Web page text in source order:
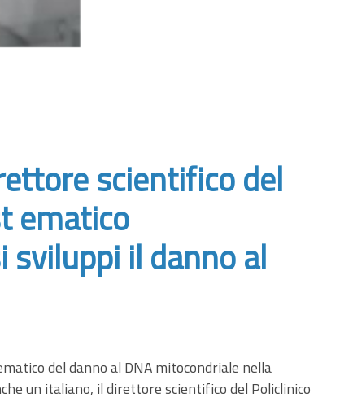
scientifico del
ematico
il danno al
del danno al DNA mitocondriale nella
un italiano, il direttore scientifico del Policlinico